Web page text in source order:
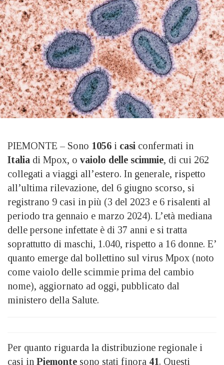
PIEMONTE – Sono 1056 i casi confermati in
Italia di Mpox, o vaiolo delle scimmie, di cui 262
collegati a viaggi all’estero. In generale, rispetto
all’ultima rilevazione, del 6 giugno scorso, si
registrano 9 casi in più (3 del 2023 e 6 risalenti al
periodo tra gennaio e marzo 2024). L’età mediana
delle persone infettate è di 37 anni e si tratta
soprattutto di maschi, 1.040, rispetto a 16 donne. E’
quanto emerge dal bollettino sul virus Mpox (noto
come vaiolo delle scimmie prima del cambio
nome), aggiornato ad oggi, pubblicato dal
ministero della Salute.
Per quanto riguarda la distribuzione regionale i
casi in Piemonte sono stati finora 41. Questi